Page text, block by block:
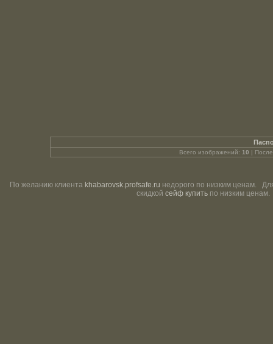
Всего изображений: 10 |
По желанию клиента khabarovsk.profsafe.ru недорого по низким ценам.
скидкой сейф купитьпо низким